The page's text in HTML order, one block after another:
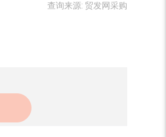
查询来源: 贸发网采购